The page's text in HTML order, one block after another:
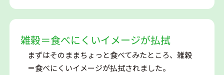
雑穀＝食べにくいイメージが払拭
まずはそのままちょっと食べてみたところ、雑穀
＝食べにくいイメージが払拭されました。